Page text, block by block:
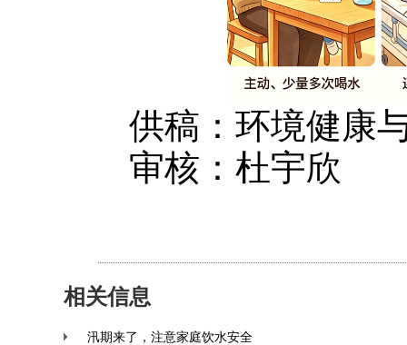
供稿：环境健康与
审核：杜宇欣
相关信息
汛期来了，注意家庭饮水安全